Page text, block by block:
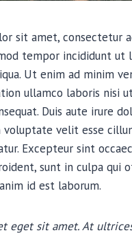
sit amet, consectetur
tempor incididunt ut
Ut enim ad minim
ullamco laboris nisi
Duis aute irure
velit esse
Excepteur sint
sunt in culpa qui
id est laborum.
eget sit amet. At